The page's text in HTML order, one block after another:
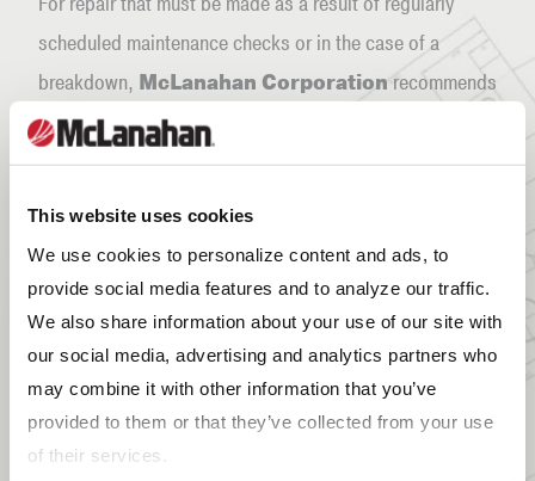
This website uses cookies
We use cookies to personalize content and ads, to
provide social media features and to analyze our traffic.
We also share information about your use of our site with
our social media, advertising and analytics partners who
may combine it with other information that you’ve
provided to them or that they’ve collected from your use
of their services.
scheduled maintenance checks or in the case of a
breakdown, McLanahan Corporation recommends
keeping certain Log Washer replacement parts at your
facility.
Nombre de la pieza Cantidad
Conjunto de rodamientos inferiores 1
Kit de reacondicionamiento del
conjunto de rodamiento inferior
1